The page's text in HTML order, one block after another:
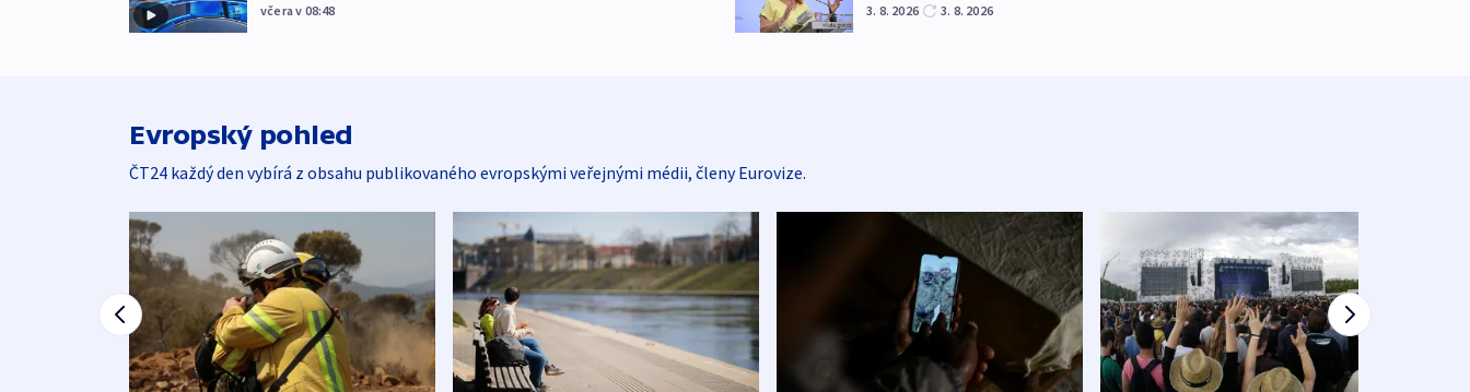
včera v 08:48 3. 8. 2026 3. 8. 2026
Evropský pohled
ČT24 každý den vybírá z obsahu publikovaného evropskými veřejnými médii, členy Eurovize.